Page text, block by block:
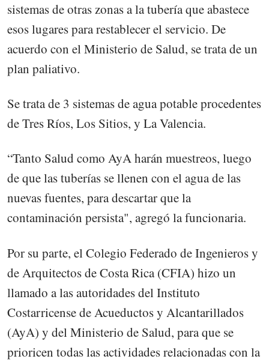
sistemas de otras zonas a la tubería que abastece
esos lugares para restablecer el servicio. De
acuerdo con el Ministerio de Salud, se trata de un
plan paliativo.
Se trata de 3 sistemas de agua potable procedentes
de Tres Ríos, Los Sitios, y La Valencia.
“Tanto Salud como AyA harán muestreos, luego
de que las tuberías se llenen con el agua de las
nuevas fuentes, para descartar que la
contaminación persista", agregó la funcionaria.
Por su parte, el Colegio Federado de Ingenieros y
de Arquitectos de Costa Rica (CFIA) hizo un
llamado a las autoridades del Instituto
Costarricense de Acueductos y Alcantarillados
(AyA) y del Ministerio de Salud, para que se
prioricen todas las actividades relacionadas con la